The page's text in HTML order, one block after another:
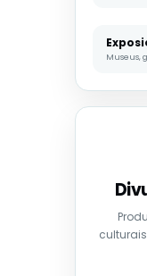
Museus,